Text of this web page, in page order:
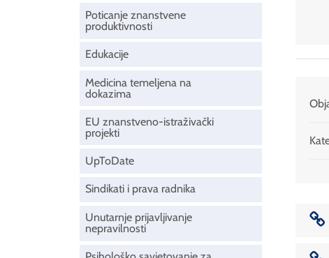
Poticanje znanstvene
produktivnosti
Edukacije
Medicina temeljena na
dokazima
EU znanstveno-istraživački
projekti
UpToDate
Sindikati i prava radnika
Unutarnje prijavljivanje
nepravilnosti